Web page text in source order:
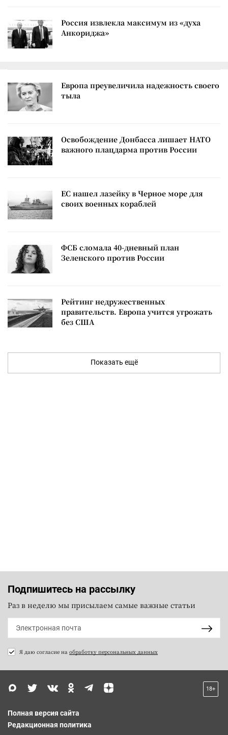
Россия извлекла максимум из «духа
Анкориджа»
Европа преувеличила надежность своего
тыла
Освобождение Донбасса лишает НАТО
важного плацдарма против России
ЕС нашел лазейку в Черное море для
своих военных кораблей
ФСБ сломала 40-дневный план
Зеленского против России
Рейтинг недружественных
правительств. Европа учится угрожать
без США
Показать ещё
Подпишитесь на рассылку
Раз в неделю мы присылаем самые важные статьи
Я даю согласие на обработку персональных данных
18+
Полная версия сайта
Редакционная политика